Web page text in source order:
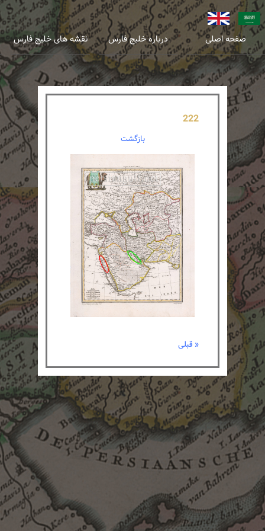
صفحه اصلی درباره خلیج فارس نقشه های خلیج فارس
عربی انگلیسی
222
بازگشت
« قبلی